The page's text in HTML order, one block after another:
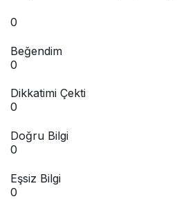
0
Beğendim
0
Dikkatimi Çekti
0
Doğru Bilgi
0
Eşsiz Bilgi
0